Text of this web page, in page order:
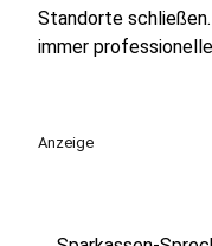
Standorte
immer
Anzeige